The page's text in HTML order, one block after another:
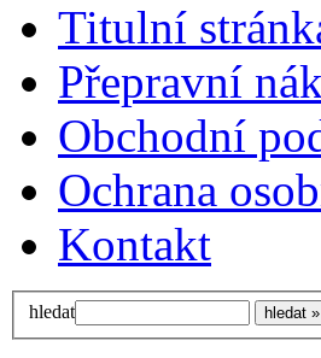
Titulní
Přepravní
Obchodní
Ochrana
Kontakt
hledat